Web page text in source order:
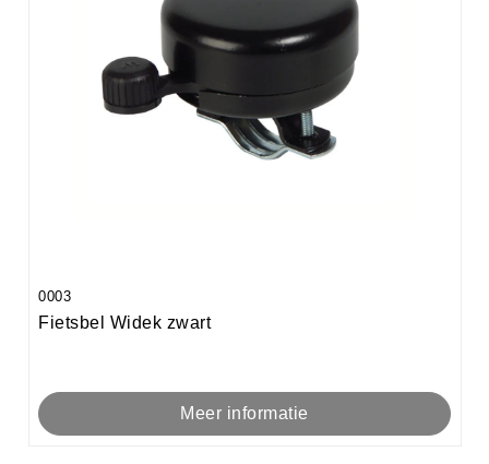
0003
Fietsbel Widek zwart
Meer informatie